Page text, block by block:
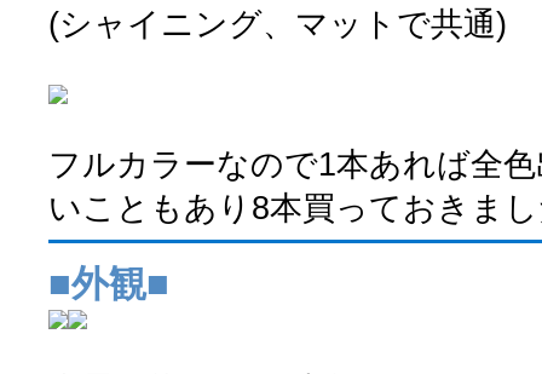
(シャイニング、マットで共通)
フルカラーなので1本あれば全
いこともあり8本買っておきま
■外観■